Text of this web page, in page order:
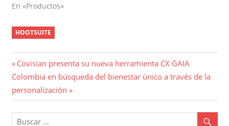
En «Productos»
HOOTSUITE
Navegación
de
entradas
Entrada
anterior:
Covisian presenta su nueva herramienta CX GAIA
Entrada
siguiente:
Colombia en búsqueda del bienestar único a través de la
personalización